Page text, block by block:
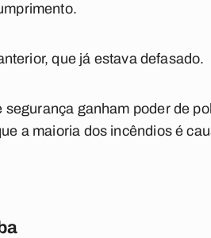
que já estava defasado.
ganham poder de
a maioria dos incêndios é